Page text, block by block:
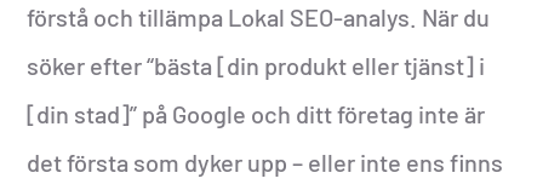
förstå och tillämpa Lokal SEO-analys. När du
söker efter “bästa [din produkt eller tjänst] i
[din stad]” på Google och ditt företag inte är
det första som dyker upp – eller inte ens finns